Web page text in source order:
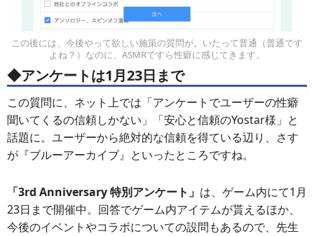
この後には、今後やって欲しい施策の質問が。いたって普通（普通です
よね？）なのに、ASMRですら性癖に感じてきます。
◆アンケートは1月23日まで
この質問に、ネット上では「アンケートでユーザーの性癖
聞いてくるの信頼しかない」「安心と信頼のYostar様」と
話題に。ユーザーから絶対的な信頼を得ている辺り、さす
が『ブルーアーカイブ』といったところですね。
「3rd Anniversary 特別アンケート」 は、ゲーム内にて1月
23日まで開催中。回答でゲーム内アイテムが貰えるほか、
今後のイベントやコラボについての設問もあるので、先生